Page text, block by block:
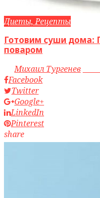
Диеты, Рецепты
Готовим суши дома:
поваром
byМихаил Тургенев
Facebook
Twitter
Google+
LinkedIn
Pinterest
share